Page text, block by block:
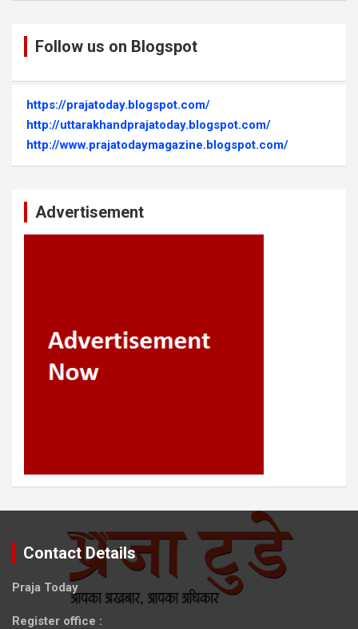
Follow us on Blogspot
https://prajatoday.blogspot.com/
http://uttarakhandprajatoday.blogspot.com/
http://www.prajatodaymagazine.blogspot.com/
Advertisement
Contact Details
Praja Today
Register office :